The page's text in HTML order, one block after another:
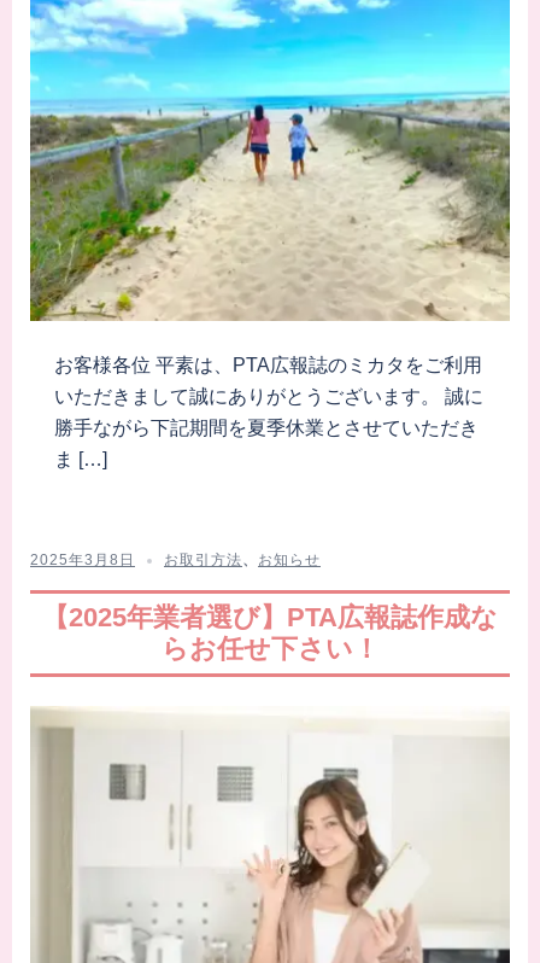
お客様各位 平素は、PTA広報誌のミカタをご利用
いただきまして誠にありがとうございます。 誠に
勝手ながら下記期間を夏季休業とさせていただき
ま […]
2025年3月8日 お取引方法、 お知らせ
【2025年業者選び】PTA広報誌作成な
らお任せ下さい！